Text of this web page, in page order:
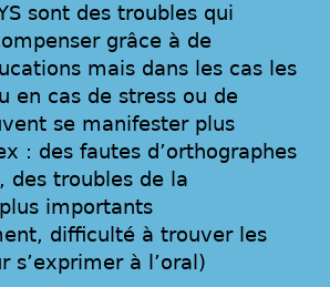
sont des troubles qui
grâce à de
mais dans les cas les
en cas de stress ou de
se manifester plus
: des fautes d’orthographes
des troubles de la
importants
difficulté à trouver les
s’exprimer à l’oral)